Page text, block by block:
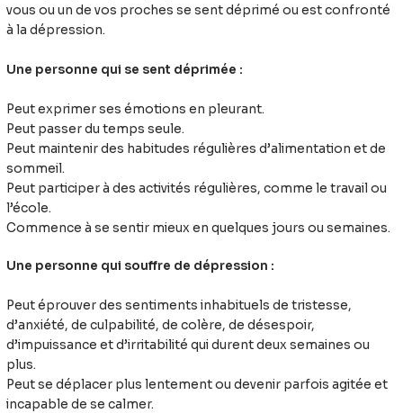
vous ou un de vos proches se sent déprimé ou est confronté
à la dépression.
Une personne qui se sent déprimée :
Peut exprimer ses émotions en pleurant.
Peut passer du temps seule.
Peut maintenir des habitudes régulières d’alimentation et de
sommeil.
Peut participer à des activités régulières, comme le travail ou
l’école.
Commence à se sentir mieux en quelques jours ou semaines.
Une personne qui souffre de dépression :
Peut éprouver des sentiments inhabituels de tristesse,
d’anxiété, de culpabilité, de colère, de désespoir,
d’impuissance et d’irritabilité qui durent deux semaines ou
plus.
Peut se déplacer plus lentement ou devenir parfois agitée et
incapable de se calmer.